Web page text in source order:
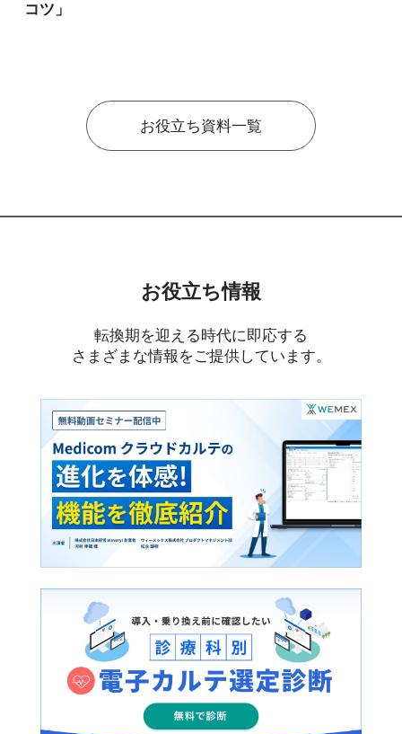
コツ」
お役立ち資料一覧
お役立ち情報
転換期を迎える時代に即応する
さまざまな情報をご提供しています。